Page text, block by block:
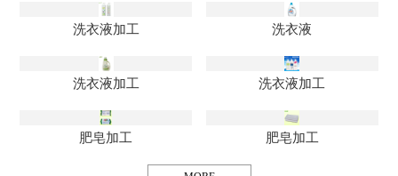
洗衣液加工 洗衣液
洗衣液加工 洗衣液加工
肥皂加工 肥皂加工